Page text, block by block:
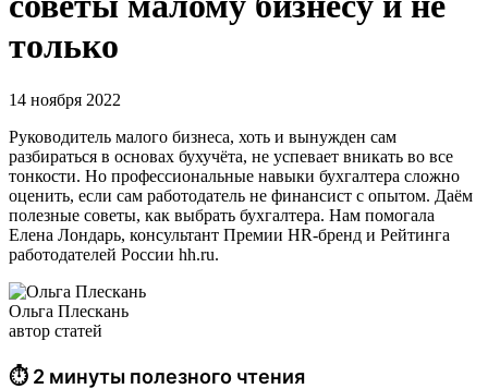
только
14 ноября 2022
Руководитель малого бизнеса, хоть и вынужден сам
разбираться в основах бухучёта, не успевает вникать во все
тонкости. Но профессиональные навыки бухгалтера сложно
оценить, если сам работодатель не финансист с опытом. Даём
полезные советы, как выбрать бухгалтера. Нам помогала
Елена Лондарь, консультант Премии HR-бренд и Рейтинга
работодателей России hh.ru.
Ольга Плескань
автор статей
⏱ 2 минуты полезного чтения